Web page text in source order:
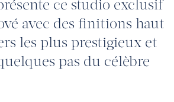
ce studio exclusif
avec des finitions haut
les plus prestigieux et
pas du célèbre